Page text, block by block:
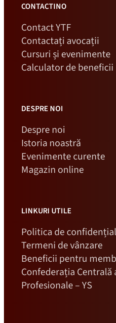
CONTACTINO
Contact YTF
Contactați avocații
Cursuri și evenimente
Calculator de beneficii
DESPRE NOI
Despre noi
Istoria noastră
Evenimente curente
Magazin online
LINKURI UTILE
Politica de
Termeni de vânzare
Beneficii pentru
Confederația
Profesionale – YS